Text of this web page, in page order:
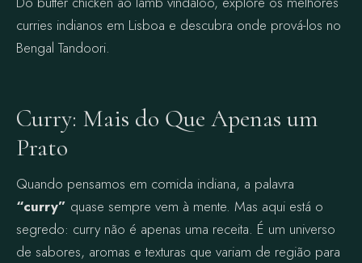
curries indianos em Lisboa e descubra onde prová-los no
Bengal Tandoori.
Curry: Mais do Que Apenas um
Prato
Quando pensamos em comida indiana, a palavra
“curry” quase sempre vem à mente. Mas aqui está o
segredo: curry não é apenas uma receita. É um universo
de sabores, aromas e texturas que variam de região para